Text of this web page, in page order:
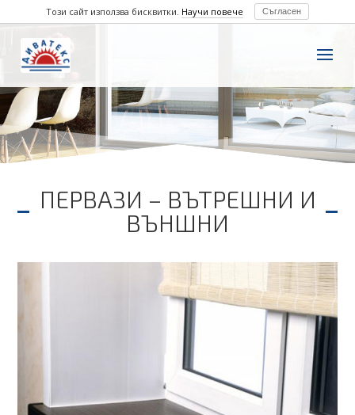
ПЕРВАЗИ – ВЪТРЕШНИ И
ВЪНШНИ
Този сайт използва бисквитки. Научи повече Съгласен